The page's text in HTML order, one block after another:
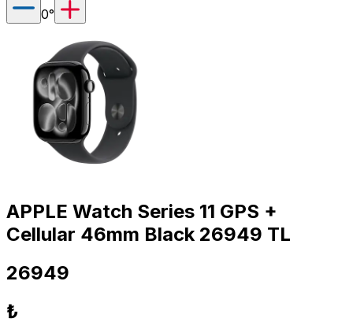
0°
APPLE Watch Series 11 GPS +
Cellular 46mm Black 26949 TL
26949
₺